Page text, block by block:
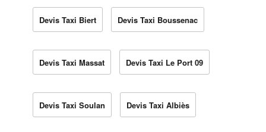
Devis Taxi Biert Devis Taxi Boussenac
Devis Taxi Massat Devis Taxi Le Port 09
Devis Taxi Soulan Devis Taxi Albiès